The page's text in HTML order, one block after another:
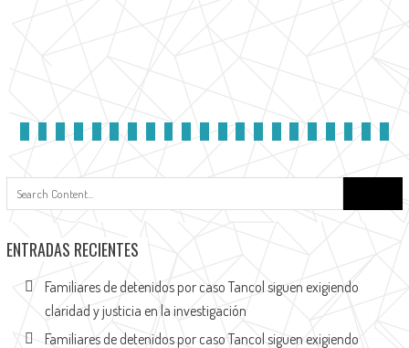
ENTRADAS RECIENTES
Familiares de detenidos por caso Tancol siguen exigiendo
claridad y justicia en la investigación
Familiares de detenidos por caso Tancol siguen exigiendo